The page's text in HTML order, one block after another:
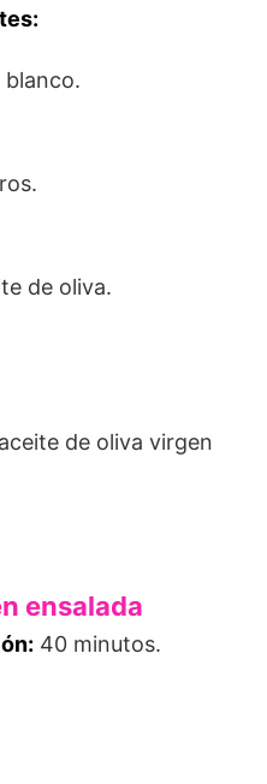
de oliva.
de oliva virgen
ensalada
40 minutos.